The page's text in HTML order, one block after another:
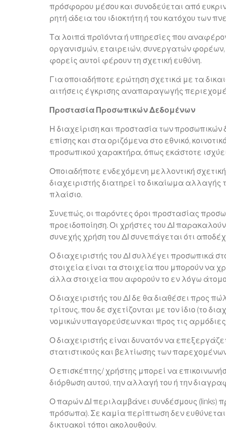
πρόσφορου μέσου και συνοδεύεται από
ρητή άδεια του ιδιοκτήτη ή του κατόχου των
Τα λοιπά προϊόντα ή υπηρεσίες που
οργανισμών, εταιρειών, συνεργατών φορέων,
φορείς αυτοί φέρουν τη σχετική ευθύνη.
Για οποιαδήποτε ερώτηση σχετικά με τα
αιτήσεις έγκρισης αναπαραγωγής
Προστασία Προσωπικών Δεδομένων
Η διαχείριση και προστασία των προσωπικών
επίσης και στα οριζόμενα στο εθνικό,
προσωπικού χαρακτήρα, όπως εκάστοτε
Οποιαδήποτε ενδεχόμενη μελλοντική
διαχειριστής διατηρεί το δικαίωμα
πλαίσιο.
Συνεπώς, οι παρόντες όροι προστασίας
προειδοποίηση. Οι χρήστες του ΔΙ
συνεχής χρήση του ΔΙ συνεπάγεται ότι
Ο διαχειριστής του ΔΙ συλλέγει προσωπικά
στοιχεία είναι τα στοιχεία που μπορούν να
άλλα στοιχεία που αφορούν το εν λόγω
Ο διαχειριστής του ΔΙ δε θα διαθέσει προς
τρίτους, που δε σχετίζονται με τον ίδιο (το
νομικών υπαγορεύσεων και προς τις
Ο διαχειριστής είναι δυνατόν να
στατιστικούς και βελτίωσης των
Ο επισκέπτης/ χρήστης μπορεί να
διόρθωση αυτού, την αλλαγή του ή την
Ο παρών ΔΙ περιλαμβάνει συνδέσμους (links)
πρόσωπα). Σε καμία περίπτωση δεν ευθύνεται
δικτυακοί τόποι ακολουθούν.